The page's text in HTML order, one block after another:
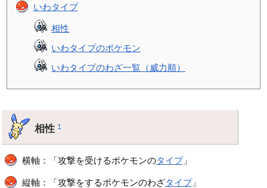
いわタイプ
相性
いわタイプのポケモン
いわタイプのわざ一覧（威力順）
相性†
横軸：「攻撃を受けるポケモンのタイプ」
縦軸：「攻撃をするポケモンのわざタイプ」